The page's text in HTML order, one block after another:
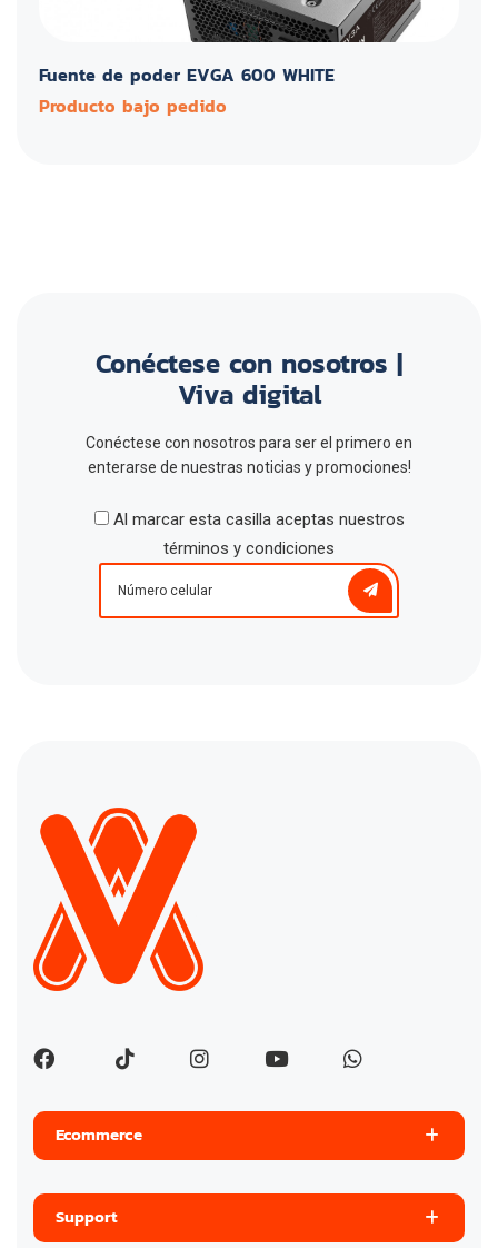
Fuente de poder EVGA 600 WHITE
Producto bajo pedido
Conéctese con nosotros |
Viva digital
Conéctese con nosotros para ser el primero en
enterarse de nuestras noticias y promociones!
Al marcar esta casilla aceptas nuestros
términos y condiciones
Ecommerce
Support